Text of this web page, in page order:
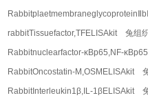
rabbitTissuefactor,TFELISAkit 兔组
Rabbitnuclearfactor-κBp65,NF-
RabbitOncostatin-M,OSMELISAkit
RabbitInterleukin1β,IL-1βELISAkit